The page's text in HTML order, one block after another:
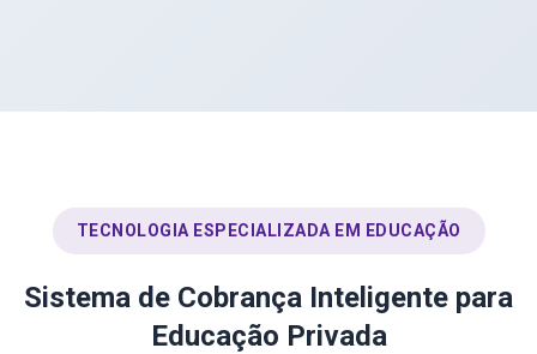
TECNOLOGIA ESPECIALIZADA EM EDUCAÇÃO
Sistema de Cobrança Inteligente para
Educação Privada